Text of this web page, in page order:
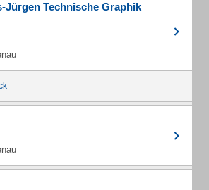
Jürgen Technische Graphik